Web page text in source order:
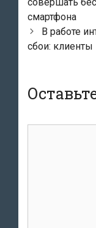
записям
совершать
смартфона
В работе
сбои: клиенты